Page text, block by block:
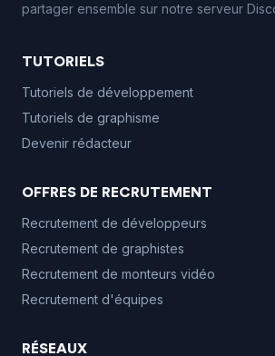
partager ensemble sur notre serveur
TUTORIELS
Tutoriels de développement
Tutoriels de graphisme
Devenir rédacteur
OFFRES DE RECRUTEMENT
Recrutement de développeurs
Recrutement de graphistes
Recrutement de monteurs vidéo
Recrutement d'équipes
RÉSEAUX